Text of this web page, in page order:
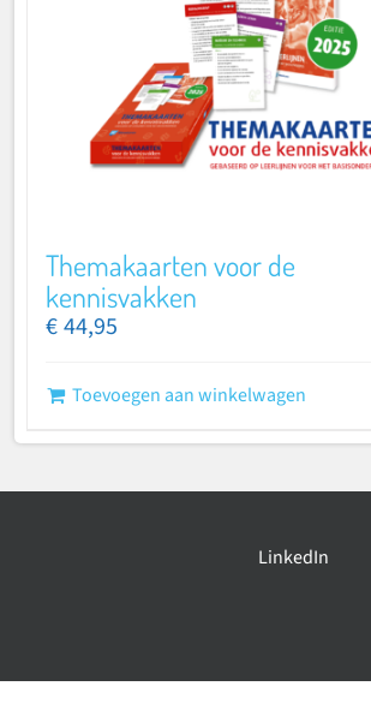
Themakaarten voor de
kennisvakken
€44,95
Toevoegen aan winkelwagen
LinkedIn